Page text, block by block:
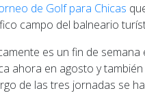
de Golf para Chicas
campo del balneario
es un fin de
ahora en agosto y
de las tres jornadas se